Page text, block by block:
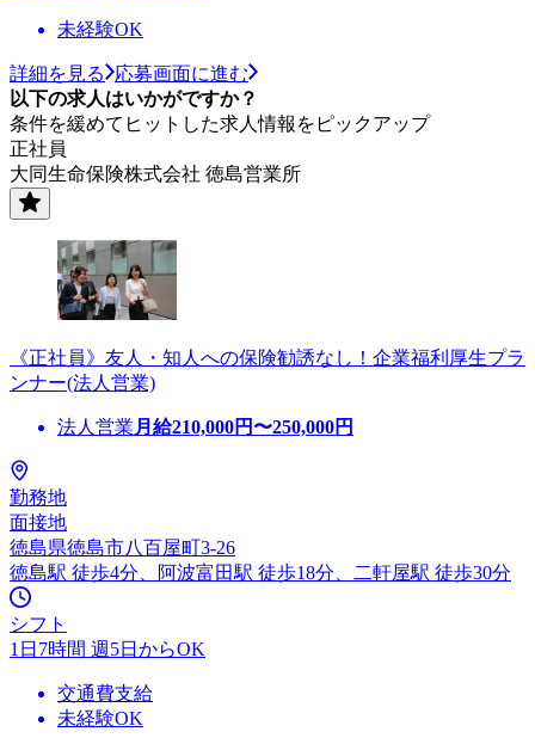
未経験OK
詳細を見る
応募画面に進む
以下の求人はいかがですか？
条件を緩めてヒットした求人情報をピックアップ
正社員
大同生命保険株式会社 徳島営業所
《正社員》友人・知人への保険勧誘なし！企業福利厚生プラ
ンナー(法人営業)
法人営業 月給210,000円〜250,000円
勤務地
面接地
徳島県徳島市八百屋町3-26
徳島駅 徒歩4分、阿波富田駅 徒歩18分、二軒屋駅 徒歩30分
シフト
1日7時間 週5日からOK
交通費支給
未経験OK